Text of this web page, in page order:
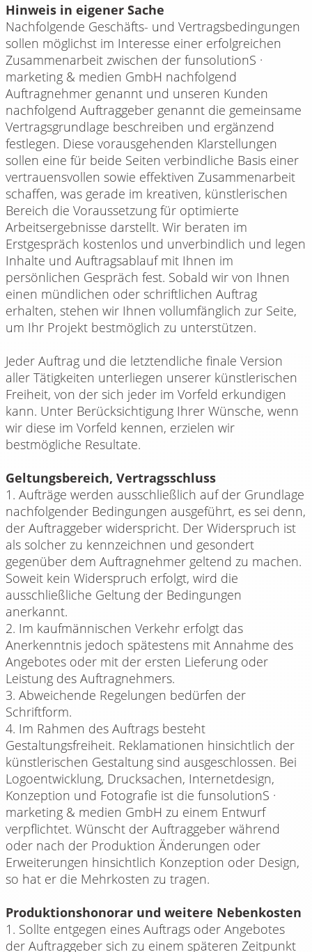
Hinweis in eigener Sache
Nachfolgende Geschäfts- und Vertragsbedingungen
sollen möglichst im Interesse einer erfolgreichen
Zusammenarbeit zwischen der funsolutionS ·
marketing & medien GmbH nachfolgend
Auftragnehmer genannt und unseren Kunden
nachfolgend Auftraggeber genannt die gemeinsame
Vertragsgrundlage beschreiben und ergänzend
festlegen. Diese vorausgehenden Klarstellungen
sollen eine für beide Seiten verbindliche Basis einer
vertrauensvollen sowie effektiven Zusammenarbeit
schaffen, was gerade im kreativen, künstlerischen
Bereich die Voraussetzung für optimierte
Arbeitsergebnisse darstellt. Wir beraten im
Erstgespräch kostenlos und unverbindlich und legen
Inhalte und Auftragsablauf mit Ihnen im
persönlichen Gespräch fest. Sobald wir von Ihnen
einen mündlichen oder schriftlichen Auftrag
erhalten, stehen wir Ihnen vollumfänglich zur Seite,
um Ihr Projekt bestmöglich zu unterstützen.
Jeder Auftrag und die letztendliche finale Version
aller Tätigkeiten unterliegen unserer künstlerischen
Freiheit, von der sich jeder im Vorfeld erkundigen
kann. Unter Berücksichtigung Ihrer Wünsche, wenn
wir diese im Vorfeld kennen, erzielen wir
bestmögliche Resultate.
Geltungsbereich, Vertragsschluss
1. Aufträge werden ausschließlich auf der Grundlage
nachfolgender Bedingungen ausgeführt, es sei denn,
der Auftraggeber widerspricht. Der Widerspruch ist
als solcher zu kennzeichnen und gesondert
gegenüber dem Auftragnehmer geltend zu machen.
Soweit kein Widerspruch erfolgt, wird die
ausschließliche Geltung der Bedingungen
anerkannt.
2. Im kaufmännischen Verkehr erfolgt das
Anerkenntnis jedoch spätestens mit Annahme des
Angebotes oder mit der ersten Lieferung oder
Leistung des Auftragnehmers.
3. Abweichende Regelungen bedürfen der
Schriftform.
4. Im Rahmen des Auftrags besteht
Gestaltungsfreiheit. Reklamationen hinsichtlich der
künstlerischen Gestaltung sind ausgeschlossen. Bei
Logoentwicklung, Drucksachen, Internetdesign,
Konzeption und Fotografie ist die funsolutionS ·
marketing & medien GmbH zu einem Entwurf
verpflichtet. Wünscht der Auftraggeber während
oder nach der Produktion Änderungen oder
Erweiterungen hinsichtlich Konzeption oder Design,
so hat er die Mehrkosten zu tragen.
Produktionshonorar und weitere Nebenkosten
1. Sollte entgegen eines Auftrags oder Angebotes
der Auftraggeber sich zu einem späteren Zeitpunkt